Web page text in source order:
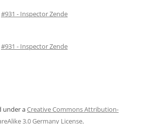
#931 - Inspector Zende
#931 - Inspector Zende
under aCreative Commons Attribution-
3.0 Germany License.